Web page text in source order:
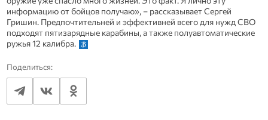
информацию от бойцов получаю», – рассказывает Сергей
Гришин. Предпочтительней и эффективней всего для нужд СВО
подходят пятизарядные карабины, а также полуавтоматические
ружья 12 калибра.
Поделиться: